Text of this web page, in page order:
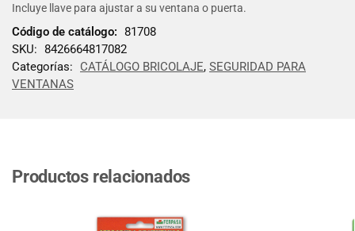
Código de catálogo: 81708
SKU: 8426664817082
Categorías:
CATÁLOGO BRICOLAJE, SEGURIDAD PARA
VENTANAS
Incluye llave para ajustar a su ventana o puerta.
Productos relacionados